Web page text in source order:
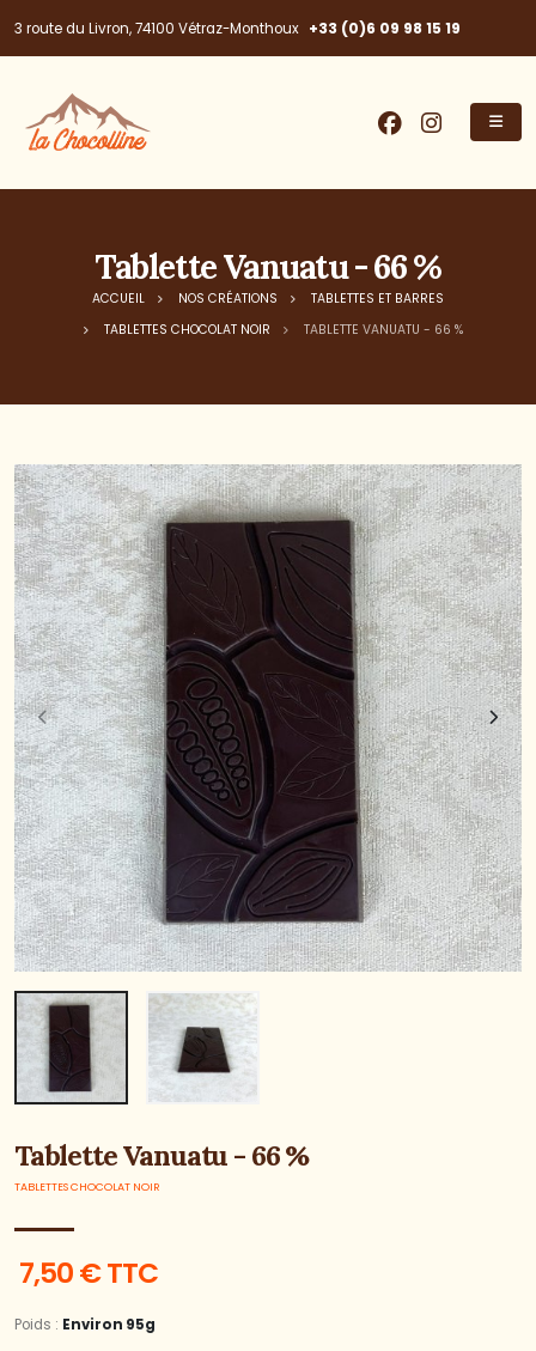
3 route du Livron, 74100 Vétraz-Monthoux +33 (0)6 09 98 15 19
Tablette Vanuatu - 66 %
ACCUEIL NOS CRÉATIONS
TABLETTES ET BARRES
TABLETTES CHOCOLAT NOIR
TABLETTE VANUATU - 66 %
Tablette Vanuatu - 66 %
TABLETTES CHOCOLAT NOIR
7,50 € TTC
Poids : Environ 95g